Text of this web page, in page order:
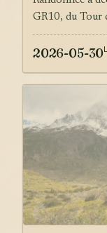
GR10, du Tour
2026-05-30